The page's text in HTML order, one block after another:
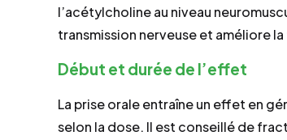
l’acétylcholine au niveau
transmission nerveuse et améliore
Début et durée de l’effet
La prise orale entraîne un effet en
selon la dose. Il est conseillé de